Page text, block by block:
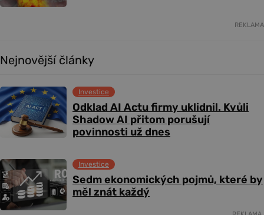
REKLAMA
Nejnovější články
Odklad AI Actu firmy uklidnil. Kvůli
Shadow AI přitom porušují
povinnosti už dnes
Investice
Sedm ekonomických pojmů, které by
měl znát každý
Investice